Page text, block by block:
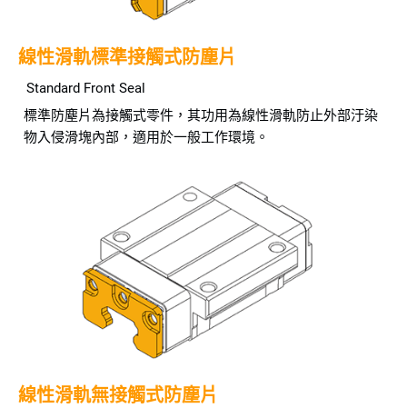
線性滑軌標準接觸式防塵片
Standard Front Seal
標準防塵片為接觸式零件，其功用為線性滑軌防止外部汙染
物入侵滑塊內部，適用於一般工作環境。
線性滑軌無接觸式防塵片